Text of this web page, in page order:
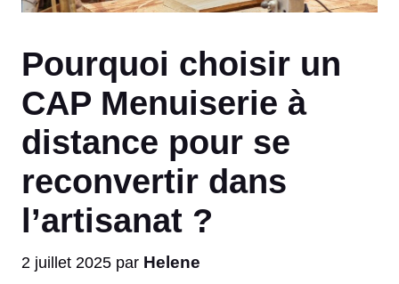
Pourquoi choisir un
CAP Menuiserie à
distance pour se
reconvertir dans
l’artisanat ?
2 juillet 2025 par Helene